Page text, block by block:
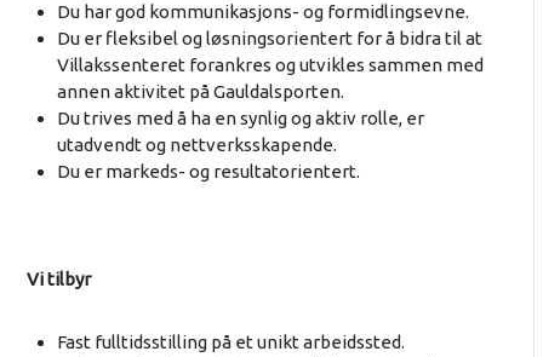
Du har god kommunikasjons- og formidlingsevne.
Du er fleksibel og løsningsorientert for å bidra til at
Villakssenteret forankres og utvikles sammen med
annen aktivitet på Gauldalsporten.
Du trives med å ha en synlig og aktiv rolle, er
utadvendt og nettverksskapende.
Du er markeds- og resultatorientert.
Vi tilbyr
Fast fulltidsstilling på et unikt arbeidssted.